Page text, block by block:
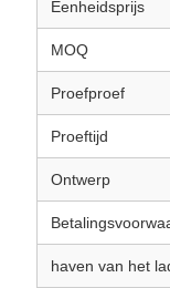
Eenheidsprijs
MOQ
Proefproef
Proeftijd
Ontwerp
haven van het